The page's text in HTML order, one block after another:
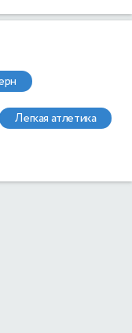
легкая атлетика